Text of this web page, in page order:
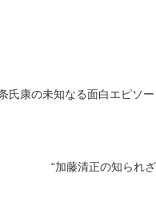
氏康の未知なる面白エピソ
“加藤清正の知られ